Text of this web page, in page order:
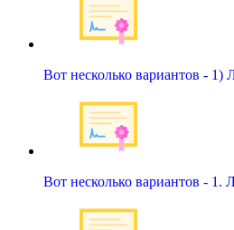
Вот несколько вариантов -
Вот несколько вариантов -